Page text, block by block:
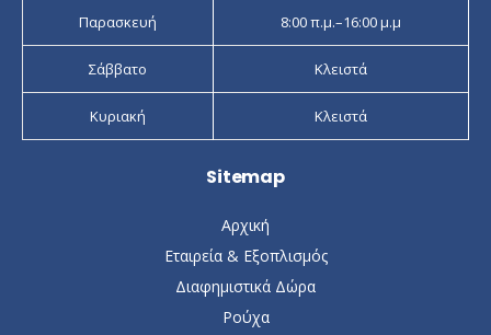
Παρασκευή 8:00 π.μ.–16:00 μ.μ
Σάββατο Κλειστά
Κυριακή Κλειστά
Sitemap
Αρχική
Εταιρεία & Εξοπλισμός
Διαφημιστικά Δώρα
Ρούχα